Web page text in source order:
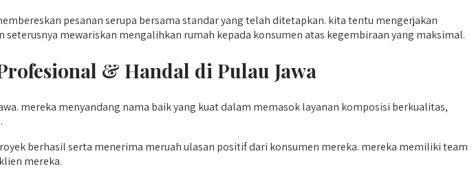
pesanan serupa bersama standar yang telah ditetapkan. kita tentu mengerjakan
mewariskan mengalihkan rumah kepada konsumen atas kegembiraan yang maksimal.
& Handal di Pulau Jawa
mereka menyandang nama baik yang kuat dalam memasok layanan komposisi berkualitas,
berhasil serta menerima meruah ulasan positif dari konsumen mereka. mereka memiliki team
mereka.